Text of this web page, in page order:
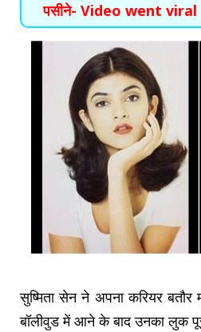
पसीने- Video went viral
सुष्मिता सेन ने अपना करियर
बॉलीवुड में आने के बाद उनका लुक